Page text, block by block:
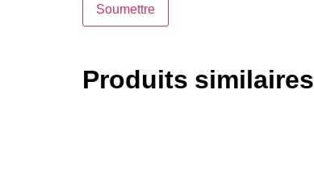
Produits similaires